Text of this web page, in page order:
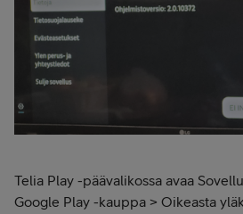
Telia Play -päävalikossa avaa
Google Play -kauppa > Oikeasta